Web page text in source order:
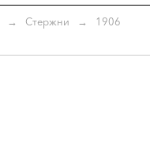
→ Стержни →
1906